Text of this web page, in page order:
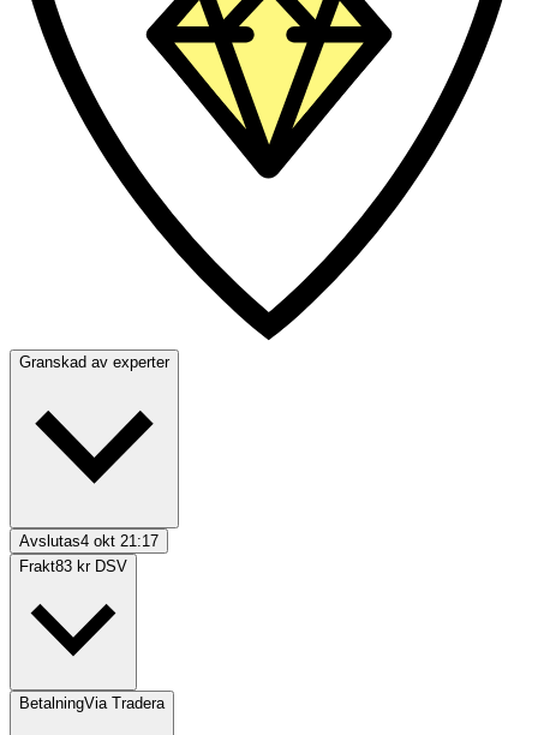
Granskad av experter
Avslutas4 okt 21:17
Frakt83 kr DSV
BetalningVia Tradera